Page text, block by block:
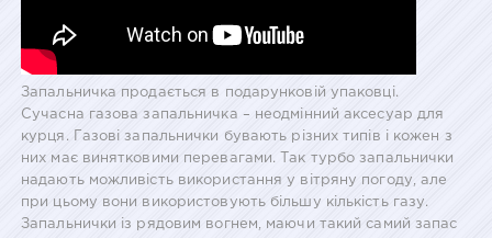
Запальничка продається в подарунковій упаковці.
Сучасна газова запальничка – неодмінний аксесуар для
курця. Газові запальнички бувають різних типів і кожен з
них має винятковими перевагами. Так турбо запальнички
надають можливість використання у вітряну погоду, але
при цьому вони використовують більшу кількість газу.
Запальнички із рядовим вогнем, маючи такий самий запас